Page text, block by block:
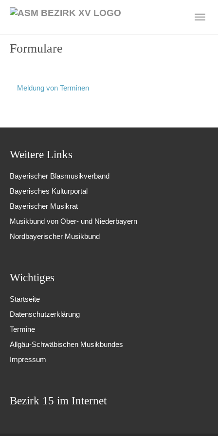
Formulare
Meldung von Terminen
Weitere Links
Bayerischer Blasmusikverband
Bayerisches Kulturportal
Bayerischer Musikrat
Musikbund von Ober- und Niederbayern
Nordbayerischer Musikbund
Wichtiges
Startseite
Datenschutzerklärung
Termine
Allgäu-Schwäbischen Musikbundes
Impressum
Bezirk 15 im Internet